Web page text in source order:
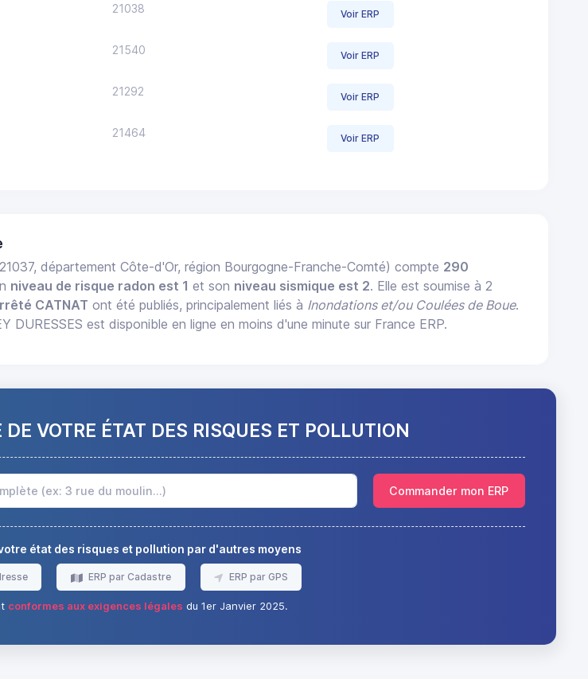
21038 Voir ERP
21540 Voir ERP
21292 Voir ERP
21464 Voir ERP
département Côte-d'Or, région Bourgogne-Franche-Comté) compte 290
niveau de risque radon est 1 et son niveau sismique est 2. Elle est soumise à 2
CATNAT ont été publiés, principalement liés à Inondations et/ou Coulées de Boue.
DURESSES est disponible en ligne en moins d'une minute sur France ERP.
VOTRE ÉTAT DES RISQUES ET POLLUTION
Commander mon ERP
état des risques et pollution par d'autres moyens
ERP par Cadastre ERP par GPS
conformes aux exigences légales du 1er Janvier 2025.